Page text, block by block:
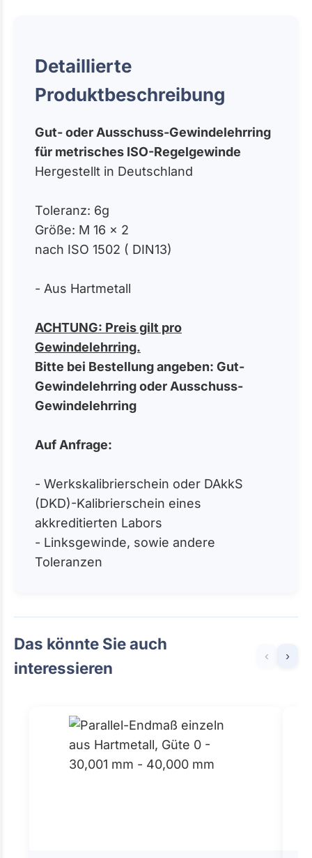
Detaillierte
Produktbeschreibung
Gut- oder Ausschuss-Gewindelehrring
für metrisches ISO-Regelgewinde
Hergestellt in Deutschland
Toleranz: 6g
Größe: M 16 x 2
nach ISO 1502 ( DIN13)
- Aus Hartmetall
ACHTUNG: Preis gilt pro
Gewindelehrring.
Bitte bei Bestellung angeben: Gut-
Gewindelehrring oder Ausschuss-
Gewindelehrring
Auf Anfrage:
- Werkskalibrierschein oder DAkkS
(DKD)-Kalibrierschein eines
akkreditierten Labors
- Linksgewinde, sowie andere
Toleranzen
Das könnte Sie auch
interessieren
‹ ›